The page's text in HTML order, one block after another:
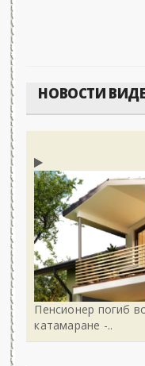
НОВОСТИ
Пенсионер погиб
катамаране -..